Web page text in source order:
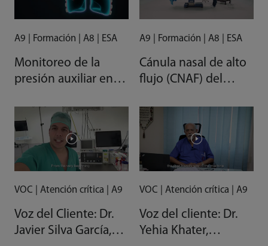
A9 | Formación | A8 | ESA
Monitoreo de la
presión auxiliar en el
A9 | Formación | A8 | ESA
Cánula nasal de alto
flujo (CNAF) del
A9
VOC | Atención crítica | A9
Voz del Cliente: Dr.
Javier Silva García,
VOC | Atención crítica | A9
Voz del cliente: Dr.
Yehia Khater,